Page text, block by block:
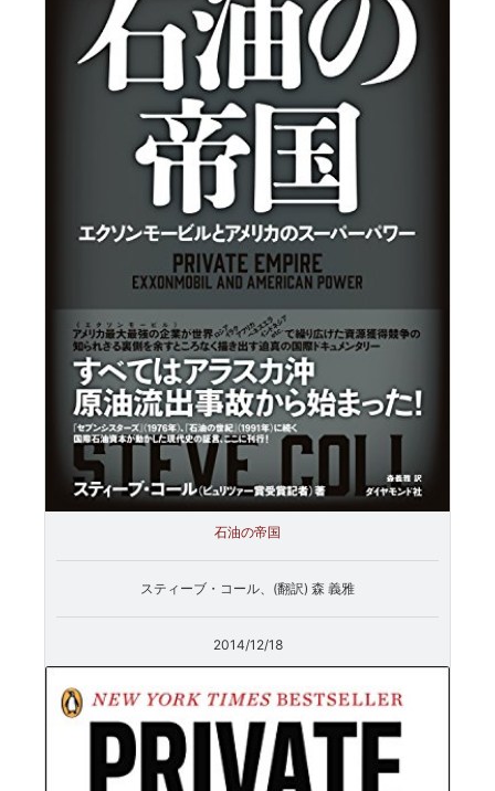
石油の帝国
スティーブ・コール、(翻訳) 森 義雅
2014/12/18